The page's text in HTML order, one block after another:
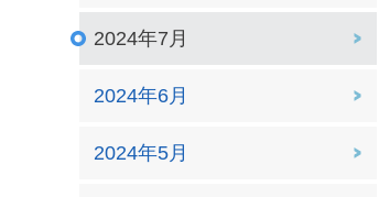
2024年7月
2024年6月
2024年5月